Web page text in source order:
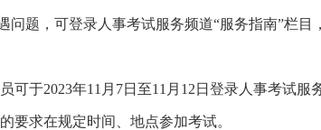
问题，可登录人事考试服务频道“服务指南”栏目
可于2023年11月7日至11月12日登录人事考试服
要求在规定时间、地点参加考试。